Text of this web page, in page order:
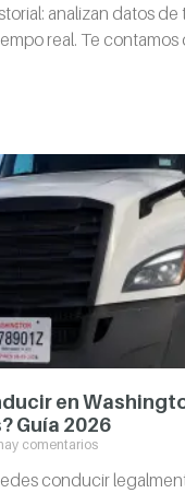
analizan datos
real. Te contamos
en
Guía 2026
comentarios
conducir